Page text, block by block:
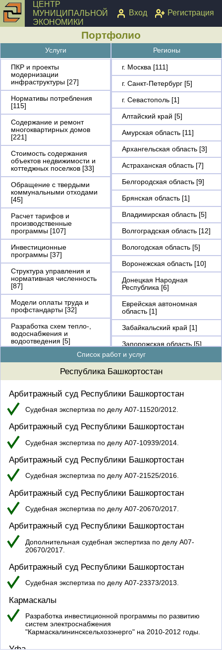
ЦЕНТР
МУНИЦИПАЛЬНОЙ
ЭКОНОМИКИ
Вход Регистрация
Портфолио
Услуги
ПКР и проекты
модернизации
инфраструктуры [27]
Нормативы потребления
[115]
Содержание и ремонт
многоквартирных домов
[221]
Стоимость содержания
объектов недвижимости и
коттеджных поселков [33]
Обращение с твердыми
коммунальными отходами
[45]
Расчет тарифов и
производственные
программы [107]
Инвестиционные
программы [37]
Структура управления и
нормативная численность
[87]
Модели оплаты труда и
профстандарты [32]
Разработка схем тепло-,
водоснабжения и
водоотведения [5]
Городская среда [73]
энергосбережения [8]
Концессии в
коммунальном хозяйстве
[5]
Судебные экспертизы [40]
Проекты и экспертиза в
хозяйства [42]
Проекты для федеральных
органов [38]
Регионы
г. Москва [111]
г. Санкт-Петербург [5]
г. Севастополь [1]
Алтайский край [5]
Амурская область [11]
Архангельская область [3]
Астраханская область [7]
Белгородская область [9]
Брянская область [1]
Владимирская область [5]
Волгоградская область [12]
Вологодская область [5]
Воронежская область [10]
Донецкая Народная
Республика [6]
Еврейская автономная
область [1]
Забайкальский край [1]
Запорожская область [5]
Иркутская область [1]
Калининградская область
Калужская область [45]
Кемеровская область [2]
Краснодарский край [15]
Курганская область [2]
Ленинградская область
[16]
Луганская Народная
Республика [5]
Мурманская область [15]
Список работ и услуг
Республика Башкортостан
Арбитражный суд Республики Башкортостан
Судебная экспертиза по делу А07-11520/2012.
Арбитражный суд Республики Башкортостан
Судебная экспертиза по делу А07-10939/2014.
Арбитражный суд Республики Башкортостан
Судебная экспертиза по делу А07-21525/2016.
Арбитражный суд Республики Башкортостан
Судебная экспертиза по делу А07-20670/2017.
Арбитражный суд Республики Башкортостан
Дополнительная судебная экспертиза по делу А07-
20670/2017.
Арбитражный суд Республики Башкортостан
Судебная экспертиза по делу А07-23373/2013.
Кармаскалы
Разработка инвестиционной программы по развитию
систем электроснабжения
"Кармаскалининсксельхозэнерго" на 2010-2012 годы.
Уфа